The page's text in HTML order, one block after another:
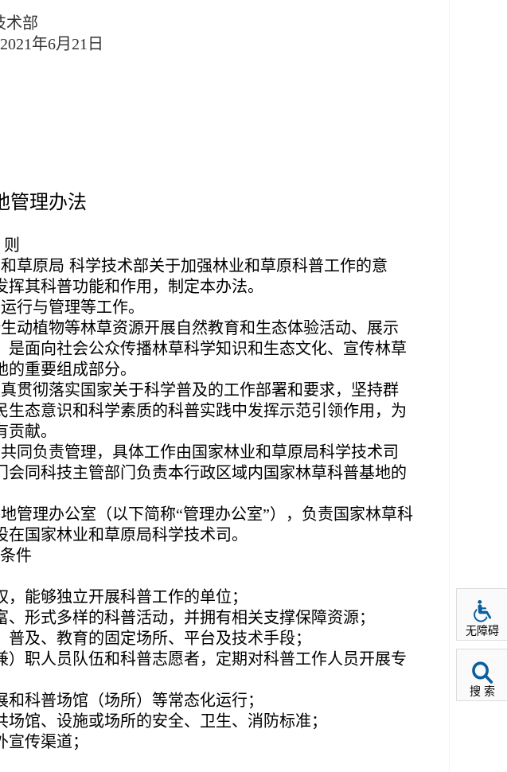
部
年6月21日
管理办法
草原局 科学技术部关于加强林业和草原科普工作的意
其科普功能和作用，制定本办法。
行与管理等工作。
动植物等林草资源开展自然教育和生态体验活动、展示
面向社会公众传播林草科学知识和生态文化、宣传林草
重要组成部分。
贯彻落实国家关于科学普及的工作部署和要求，坚持群
态意识和科学素质的科普实践中发挥示范引领作用，为
献。
同负责管理，具体工作由国家林业和草原局科学技术司
同科技主管部门负责本行政区域内国家林草科普基地的
管理办公室（以下简称“管理办公室”），负责国家林草科
国家林业和草原局科学技术司。
件
能够独立开展科普工作的单位；
形式多样的科普活动，并拥有相关支撑保障资源；
及、教育的固定场所、平台及技术手段；
职人员队伍和科普志愿者，定期对科普工作人员开展专
科普场馆（场所）等常态化运行；
馆、设施或场所的安全、卫生、消防标准；
传渠道；
无障碍
搜 索